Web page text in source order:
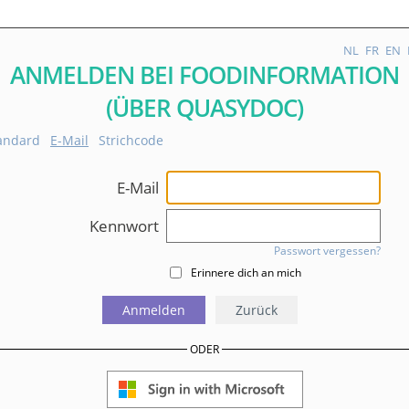
NL FR EN
ANMELDEN BEI FOODINFORMATION
(ÜBER QUASYDOC)
E-Mail Strichcode
E-Mail
Kennwort
Passwort vergessen?
Erinnere dich an mich
Anmelden Zurück
ODER